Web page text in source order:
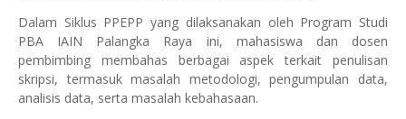
Dalam Siklus PPEPP yang dilaksanakan oleh Program Studi
PBA IAIN Palangka Raya ini, mahasiswa dan dosen
pembimbing membahas berbagai aspek terkait penulisan
skripsi, termasuk masalah metodologi, pengumpulan data,
analisis data, serta masalah kebahasaan.